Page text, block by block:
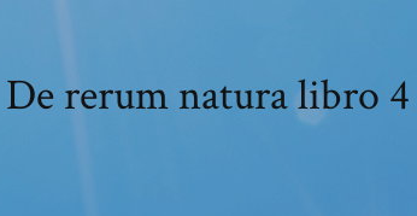
De rerum natura libro